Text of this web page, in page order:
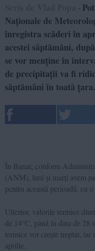
-
Naționale de
înregistra scăderi în
acestei săptămâni,
se vor menține în
de precipitații va fi
săptămâni în toată țara.
În Banat, conform
(ANM), luni și marți avem
pentru această perioadă, cu
Ulterior, valorile termice
de 14°C, până în data de 28
termice vor crește treptat,
aprilie.